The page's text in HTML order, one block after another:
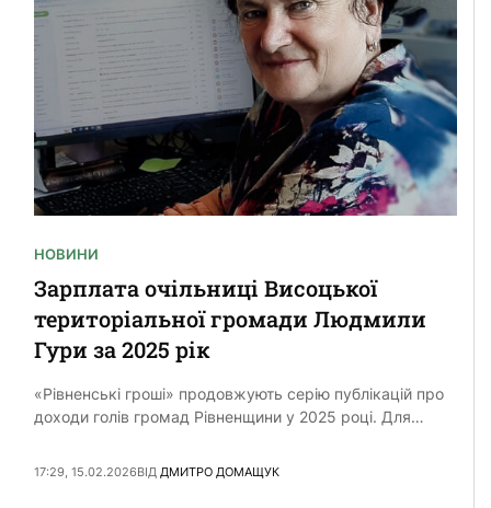
НОВИНИ
Зарплата очільниці Висоцької
територіальної громади Людмили
Гури за 2025 рік
«Рівненські гроші» продовжують серію публікацій про
доходи голів громад Рівненщини у 2025 році. Для
17:29, 15.02.2026ВІД ДМИТРО ДОМАЩУК